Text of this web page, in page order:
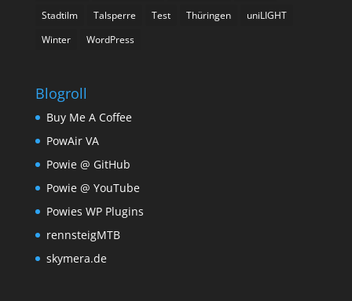
Stadtilm
Talsperre Test Thüringen
uniLIGHT
Winter
WordPress
Blogroll
Buy Me A Coffee
PowAir VA
Powie @ GitHub
Powie @ YouTube
Powies WP Plugins
rennsteigMTB
skymera.de